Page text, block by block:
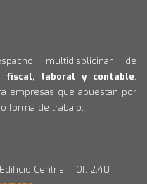
multidisplicinar de
fiscal, laboral y contable,
empresas que apuestan por
forma de trabajo.
Centris II. Of. 2.40